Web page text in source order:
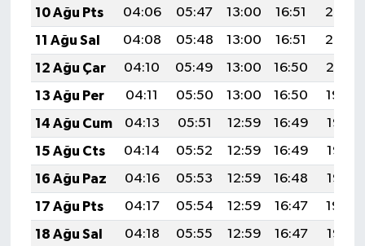
10 Ağu Pts
04:06 05:47 13:00 16:51
20:03
11 Ağu Sal
04:08 05:48 13:00 16:51
20:02
12 Ağu Çar
04:10 05:49 13:00 16:50
20:01
13 Ağu Per
04:11 05:50 13:00 16:50
19:59
14 Ağu Cum
04:13 05:51 12:59 16:49
19:58
15 Ağu Cts
04:14 05:52 12:59 16:49
19:57
16 Ağu Paz
04:16 05:53 12:59 16:48
19:55
17 Ağu Pts
04:17 05:54 12:59 16:47
19:54
18 Ağu Sal
04:18 05:55 12:59 16:47
19:52